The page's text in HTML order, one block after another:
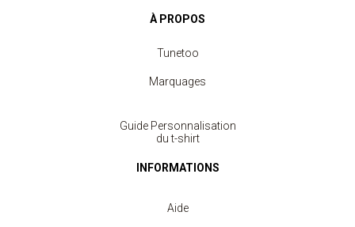
À PROPOS
Tunetoo
Marquages
Guide Personnalisation
du t-shirt
INFORMATIONS
Aide